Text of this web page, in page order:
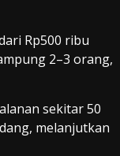
Rp500 ribu
2–3 orang,
sekitar 50
melanjutkan